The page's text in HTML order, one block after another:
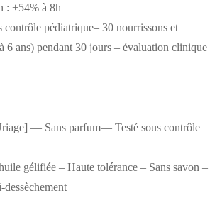
: +54% à 8h
contrôle pédiatrique– 30 nourrissons et
6 ans) pendant 30 jours – évaluation clinique
— Sans parfum— Testé sous contrôle
gélifiée – Haute tolérance – Sans savon –